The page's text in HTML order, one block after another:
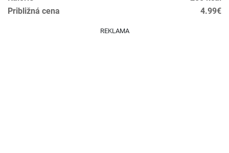
Približná cena
4.99€
REKLAMA